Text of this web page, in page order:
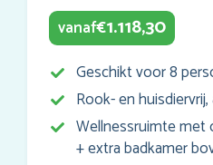
vanaf€1.118,30
Geschikt voor 8
Rook- en
Wellnessruimte met
+ extra badkamer